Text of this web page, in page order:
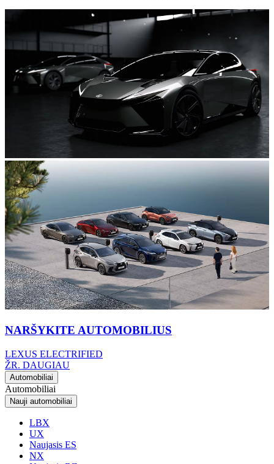
NARŠYKITE AUTOMOBILIUS
LEXUS ELECTRIFIED
ŽR. DAUGIAU
Automobiliai
Automobiliai
Nauji automobiliai
LBX
UX
Naujasis ES
NX